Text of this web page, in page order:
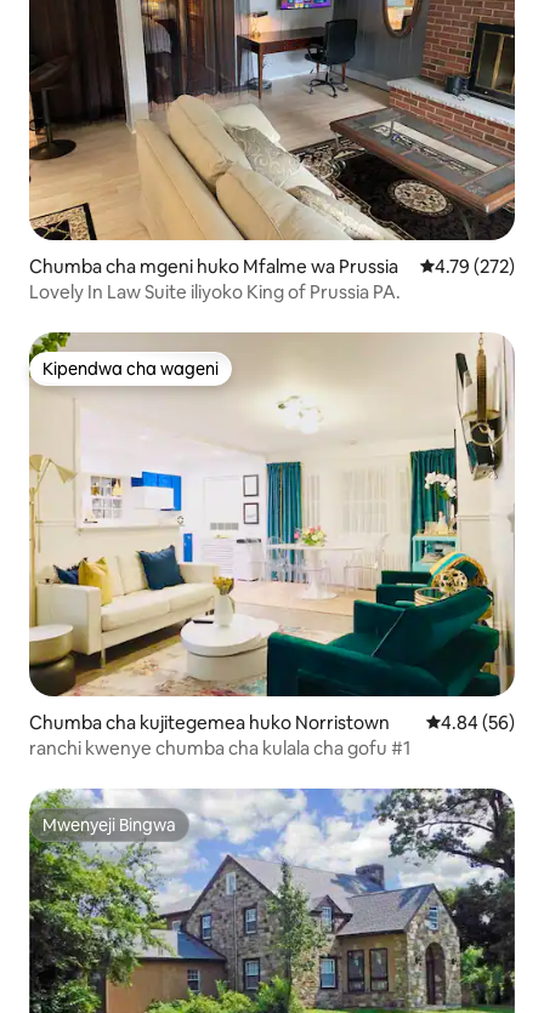
Chumba cha mgeni huko Mfalme wa Prussia Ukadiriaji wa
4.79 (272)
Lovely In Law Suite iliyoko King of Prussia PA.
Kipendwa cha wageni
Kipendwa cha wageni
Chumba cha kujitegemea huko Norristown Ukadiriaji wa
4.84 (56)
ranchi kwenye chumba cha kulala cha gofu #1
Mwenyeji Bingwa
Mwenyeji Bingwa